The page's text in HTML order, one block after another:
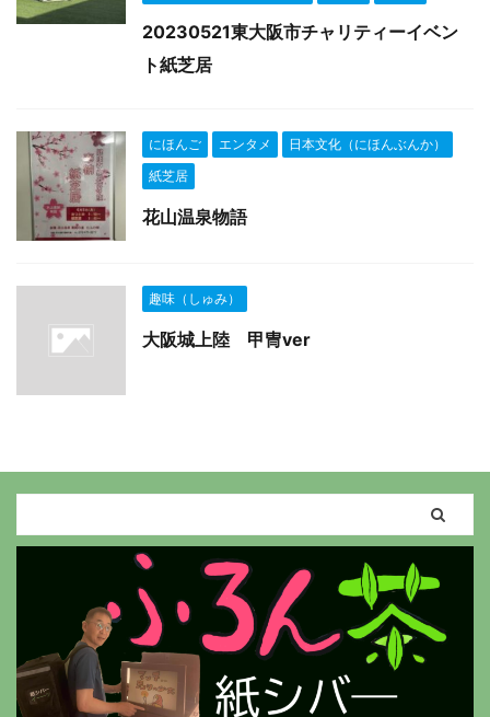
20230521東大阪市チャリティーイベン
ト紙芝居
にほんご エンタメ
日本文化（にほんぶんか）
紙芝居
花山温泉物語
趣味（しゅみ）
大阪城上陸 甲冑ver